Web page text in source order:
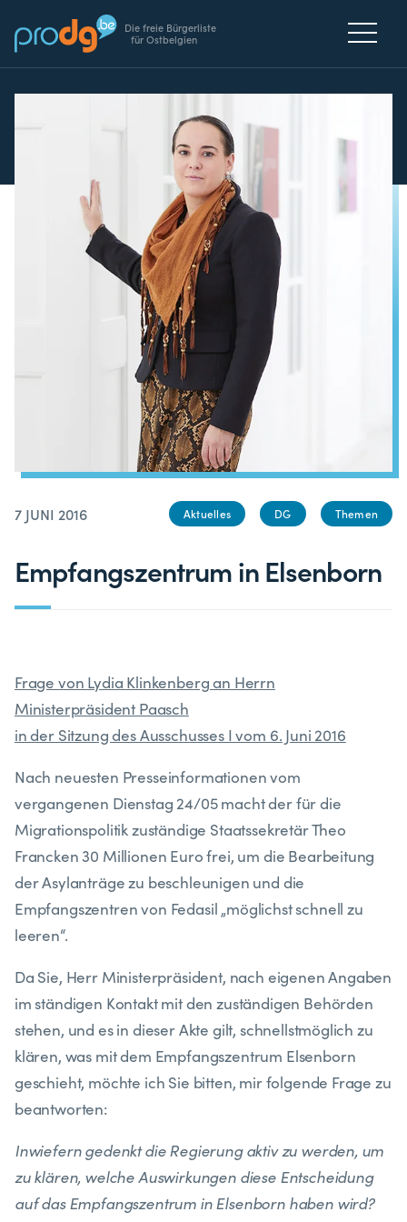
Die freie Bürgerliste
für Ostbelgien
7 JUNI 2016 Aktuelles DG Themen
Empfangszentrum in Elsenborn
Frage von Lydia Klinkenberg an Herrn
Ministerpräsident Paasch
in der Sitzung des Ausschusses I vom 6. Juni 2016
Nach neuesten Presseinformationen vom
vergangenen Dienstag 24/05 macht der für die
Migrationspolitik zuständige Staatssekretär Theo
Francken 30 Millionen Euro frei, um die Bearbeitung
der Asylanträge zu beschleunigen und die
Empfangszentren von Fedasil „möglichst schnell zu
leeren“.
Da Sie, Herr Ministerpräsident, nach eigenen Angaben
im ständigen Kontakt mit den zuständigen Behörden
stehen, und es in dieser Akte gilt, schnellstmöglich zu
klären, was mit dem Empfangszentrum Elsenborn
geschieht, möchte ich Sie bitten, mir folgende Frage zu
beantworten:
Inwiefern gedenkt die Regierung aktiv zu werden, um
zu klären, welche Auswirkungen diese Entscheidung
auf das Empfangszentrum in Elsenborn haben wird?